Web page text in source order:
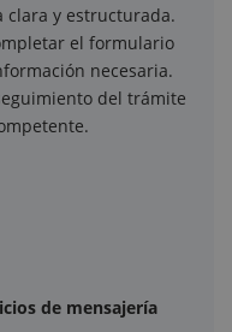
clara y estructurada.
el formulario
necesaria.
del trámite
de mensajería